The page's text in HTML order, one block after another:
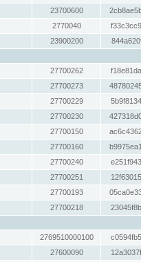
23700600
2770040
23900200
27700262
27700273
27700229
27700230
27700150
27700160
27700240
27700251
27700193
27700218
2769510000100
27600090